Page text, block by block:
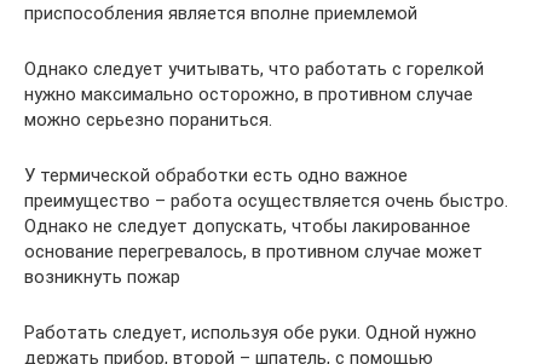
приспособления является вполне приемлемой
Однако следует учитывать, что работать с горелкой
нужно максимально осторожно, в противном случае
можно серьезно пораниться.
У термической обработки есть одно важное
преимущество – работа осуществляется очень быстро.
Однако не следует допускать, чтобы лакированное
основание перегревалось, в противном случае может
возникнуть пожар
Работать следует, используя обе руки. Одной нужно
держать прибор, второй – шпатель, с помощью